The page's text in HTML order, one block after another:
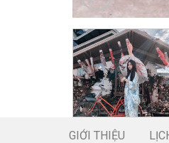
GIỚI THIỆU